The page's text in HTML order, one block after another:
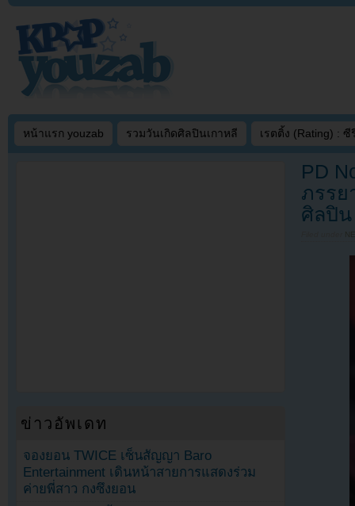
หน้าแรก youzab รวมวันเกิดศิลปินเกาหลี เรตติ้ง (Rating) : ซี
PD
ภรร
ศิลปิน
ข่าวอัพเดท
จองยอน TWICE เซ็นสัญญา Baro
Entertainment เดินหน้าสายการแสดงร่วม
ค่ายพี่สาว กงซึงยอน